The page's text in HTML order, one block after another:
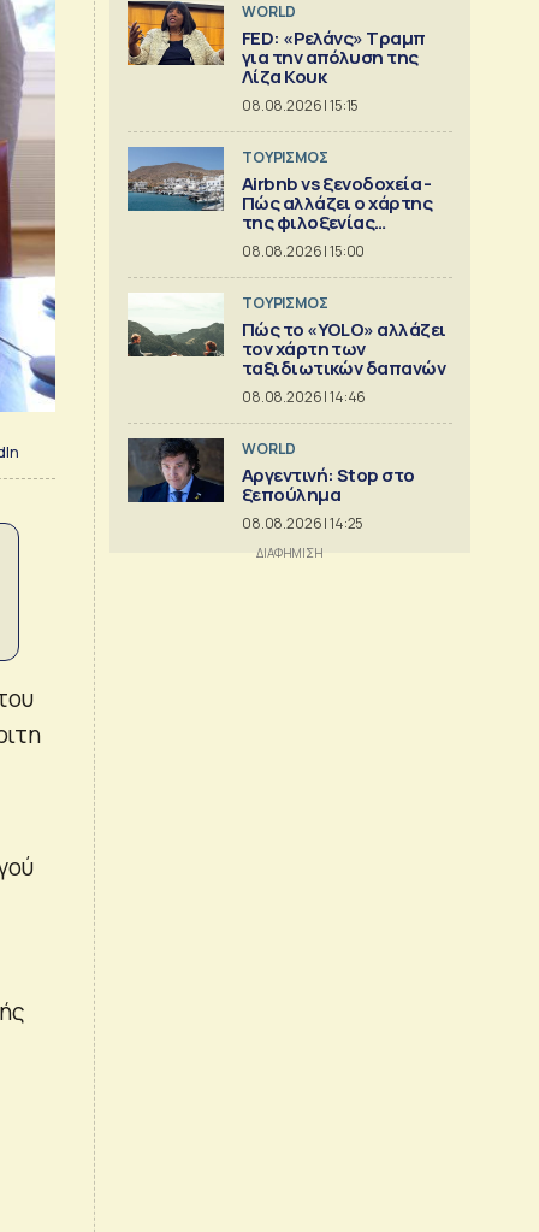
WORLD
FED: «Ρελάνς» Τραμπ
για την απόλυση της
Λίζα Κουκ
08.08.2026 | 15:15
ΤΟΥΡΙΣΜΟΣ
Airbnb vs ξενοδοχεία -
Πώς αλλάζει ο χάρτης
της φιλοξενίας
[γραφήματα]
08.08.2026 | 15:00
ΤΟΥΡΙΣΜΟΣ
Πώς το «YOLO» αλλάζει
τον χάρτη των
ταξιδιωτικών δαπανών
08.08.2026 | 14:46
WORLD
Αργεντινή: Stop στο
ξεπούλημα
08.08.2026 | 14:25